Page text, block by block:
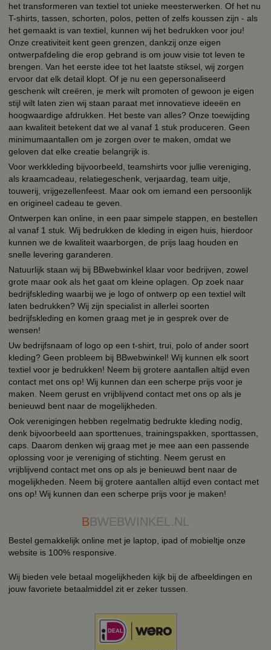
het transformeren van textiel tot unieke meesterwerken. Of het nu
T-shirts, tassen, schorten, polos, petten of zelfs koussen zijn - als
het gemaakt is van textiel, kunnen wij het bedrukken voor jou!
Onze creativiteit kent geen grenzen, dankzij onze eigen
ontwerpafdeling die erop gebrand is om jouw visie tot leven te
brengen. Van het eerste idee tot het laatste stiksel, wij zorgen
ervoor dat elk detail klopt. Of je nu een gepersonaliseerd
geschenk wilt creëren, je merk wilt promoten of gewoon je eigen
stijl wilt laten zien wij staan paraat met innovatieve ideeën en
hoogwaardige afdrukken. Het beste van alles? Onze toewijding
aan kwaliteit betekent dat we al vanaf 1 stuk produceren. Geen
minimumaantallen om je zorgen over te maken, omdat we
geloven dat elke creatie belangrijk is.
Voor werkkleding bijvoorbeeld, teamshirts voor jullie vereniging,
als kraamcadeau, relatiegeschenk, verjaardag, team uitje,
touwerij, vrijgezellenfeest. Maar ook om iemand een persoonlijk
en origineel cadeau te geven.
Ontwerpen kan online, in een paar simpele stappen, en bestellen
al vanaf 1 stuk. Wij bedrukken de kleding in eigen huis, hierdoor
kunnen we de kwaliteit waarborgen, de prijs laag houden en
snelle levering garanderen.
Natuurlijk staan wij bij BBwebwinkel klaar voor bedrijven, zowel
grote maar ook als het gaat om kleine oplagen. Op zoek naar
bedrijfskleding waarbij we je logo of ontwerp op een textiel wilt
laten bedrukken? Wij zijn specialist in allerlei soorten
bedrijfskleding en komen graag met je in gesprek over de
wensen!
Uw bedrijfsnaam of logo op een t-shirt, trui, polo of ander soort
kleding? Geen probleem bij BBwebwinkel! Wij kunnen elk soort
textiel voor je bedrukken! Neem bij grotere aantallen altijd even
contact met ons op! Wij kunnen dan een scherpe prijs voor je
maken. Neem gerust en vrijblijvend contact met ons op als je
benieuwd bent naar de mogelijkheden.
Ook verenigingen hebben regelmatig bedrukte kleding nodig,
denk bijvoorbeeld aan sporttenues, trainingspakken, sporttassen,
caps. Daarom denken wij graag met je mee aan een passende
oplossing voor je vereniging of stichting. Neem gerust en
vrijblijvend contact met ons op als je benieuwd bent naar de
mogelijkheden. Neem bij grotere aantallen altijd even contact met
ons op! Wij kunnen dan een scherpe prijs voor je maken!
BBWEBWINKEL.NL
Bestel gemakkelijk online met je laptop, ipad of mobieltje onze
website is 100% responsive.
Wij bieden vele betaal mogelijkheden kijk bij de afbeeldingen en
jouw favoriete betaalmiddel zit er zeker tussen.